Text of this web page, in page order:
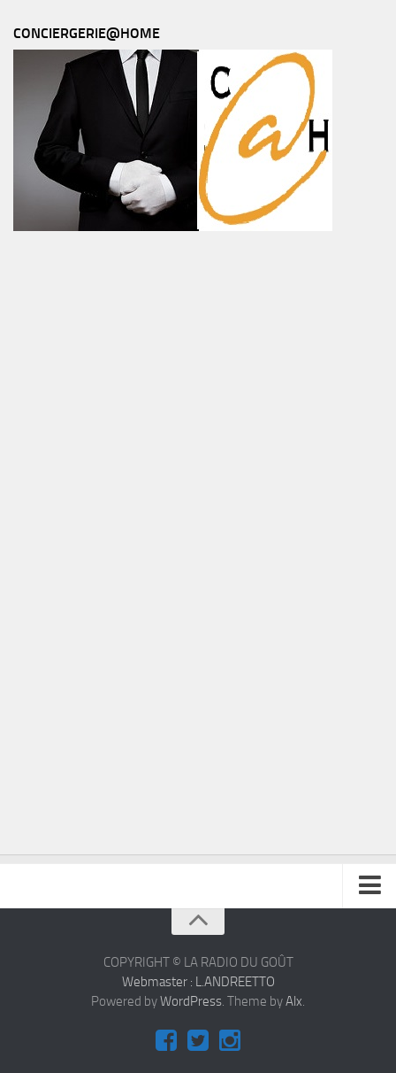
CONCIERGERIE@HOME
COPYRIGHT © LA RADIO DU GOÛT
Webmaster : L.ANDREETTO
Powered byWordPress. Theme byAlx.